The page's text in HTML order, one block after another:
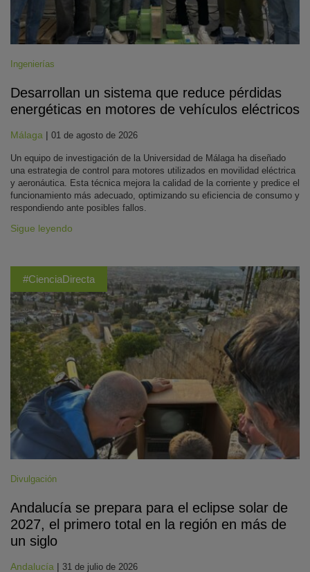
Ingenierías
Desarrollan un sistema que reduce pérdidas
energéticas en motores de vehículos eléctricos
Málaga | 01 de agosto de 2026
Un equipo de investigación de la Universidad de Málaga ha diseñado
una estrategia de control para motores utilizados en movilidad eléctrica
y aeronáutica. Esta técnica mejora la calidad de la corriente y predice el
funcionamiento más adecuado, optimizando su eficiencia de consumo y
respondiendo ante posibles fallos.
Sigue leyendo
#CienciaDirecta
Divulgación
Andalucía se prepara para el eclipse solar de
2027, el primero total en la región en más de
un siglo
Andalucía | 31 de julio de 2026